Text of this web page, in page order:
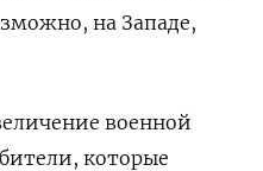
на Западе,
военной
которые